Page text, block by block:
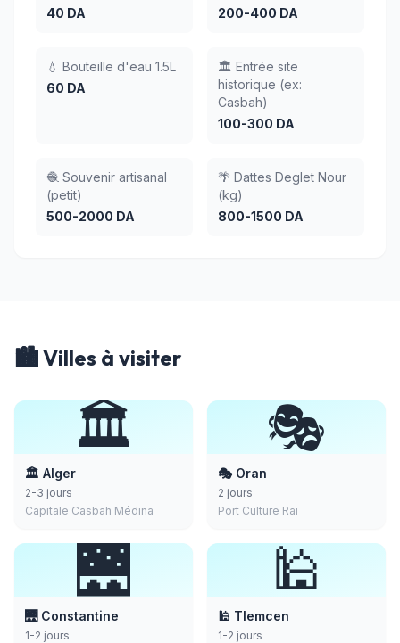
40 DA
200-400 DA
💧 Bouteille d'eau 1.5L
60 DA
🏛️ Entrée site
historique (ex:
Casbah)
100-300 DA
🧶 Souvenir artisanal
(petit)
500-2000 DA
🌴 Dattes Deglet Nour
(kg)
800-1500 DA
🏙️ Villes à visiter
🏛️
🏛️ Alger
2-3 jours
Capitale Casbah Médina
🎭
🎭 Oran
2 jours
Port Culture Rai
🌉
🌉 Constantine
1-2 jours
🕌
🕌 Tlemcen
1-2 jours